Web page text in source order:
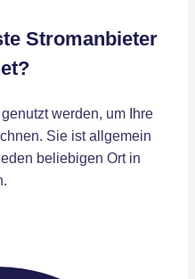
Stromanbieter
werden, um Ihre
Sie ist allgemein
beliebigen Ort in